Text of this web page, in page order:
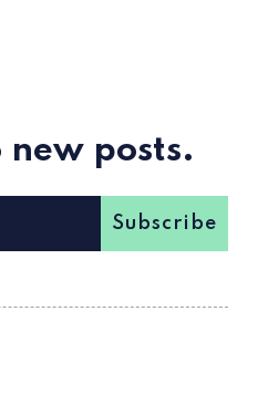
new posts.
Subscribe